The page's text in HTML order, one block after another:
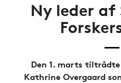
Ny leder af
Den 1. marts
Kathrine Overgaard